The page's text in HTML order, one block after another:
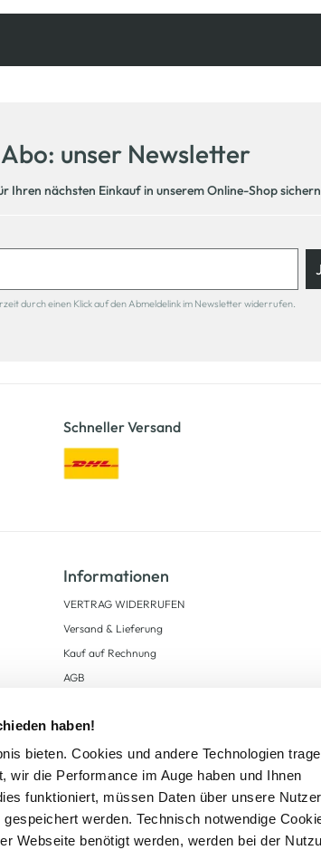
haben!
bieten. Cookies und andere Technologien
die Performance im Auge haben und Ihnen
funktioniert, müssen Daten über unsere
werden. Technisch notwendige
Webseite benötigt werden, werden bei der
unser Newsletter
Ihren nächsten Einkauf in unserem Online-Shop
durch einen Klick auf den Abmeldelink im Newsletter widerrufen.
Schneller Versand
Informationen
VERTRAG WIDERRUFEN
Versand & Lieferung
Kauf auf Rechnung
AGB
Zahlungsarten
Datenschutz
AWG CARD Teilnahmebedingungen